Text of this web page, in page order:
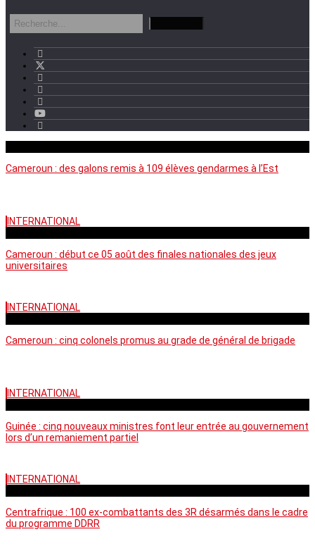
Cameroun : des galons remis à 109 élèves gendarmes à l’Est
INTERNATIONAL
Cameroun : début ce 05 août des finales nationales des jeux
universitaires
INTERNATIONAL
Cameroun : cinq colonels promus au grade de général de brigade
INTERNATIONAL
Guinée : cinq nouveaux ministres font leur entrée au gouvernement
lors d’un remaniement partiel
INTERNATIONAL
Centrafrique : 100 ex-combattants des 3R désarmés dans le cadre
du programme DDRR